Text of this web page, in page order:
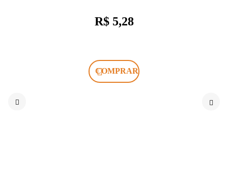
R$ 5,28
COMPRAR